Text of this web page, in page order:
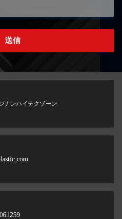
送信
ナンハイテクゾーン